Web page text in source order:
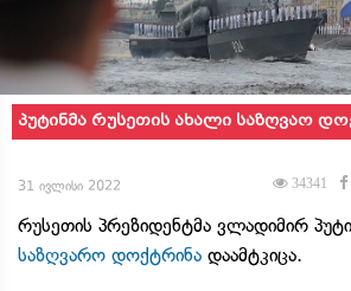
პუტინმა რუსეთის ახალი საზღვაო
31 ივლისი 2022 34341
რუსეთის პრეზიდენტმა ვლადიმირ
საზღვარო დოქტრინა დაამტკიცა.